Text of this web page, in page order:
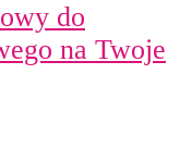
do
na Twoje